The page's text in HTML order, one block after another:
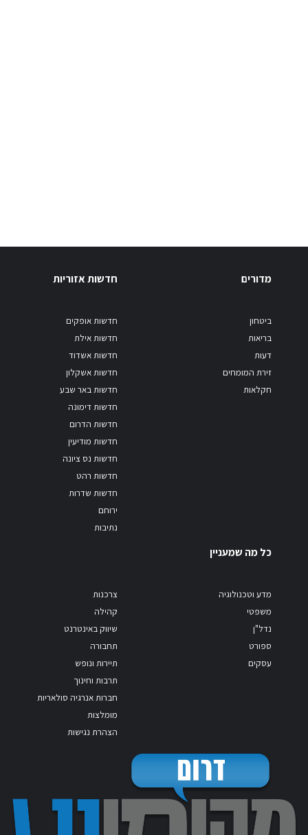
מדורים
ביטחון
בריאות
דעות
זירת המומחים
חקלאות
חדשות אזוריות
חדשות אופקים
חדשות אילת
חדשות אשדוד
חדשות אשקלון
חדשות באר שבע
חדשות דימונה
חדשות הדרום
חדשות מודיעין
חדשות נס ציונה
חדשות רהט
חדשות שדרות
ירוחם
נתיבות
כל מה שמעניין
מדע וטכנולוגיה
משפטי
נדל"ן
ספורט
עסקים
צרכנות
קהילה
שיווק באינטרנט
תחבורה
תיירות ונופש
תרבות וחינוך
חברות אנרגיה סולאריות
מומלצות
הצהרת נגישות